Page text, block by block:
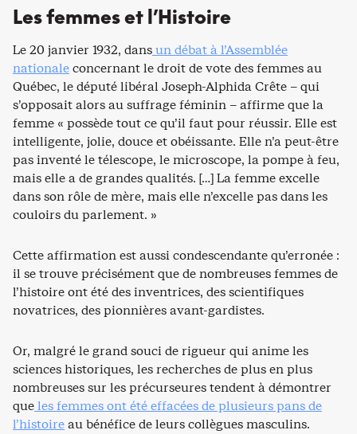
Les femmes et l’Histoire
Le 20 janvier 1932, dansun débat à l’Assemblée
nationaleconcernant le droit de vote des femmes au
Québec, le député libéral Joseph-Alphida Crête – qui
s’opposait alors au suffrage féminin – affirme que la
femme « possède tout ce qu’il faut pour réussir. Elle est
intelligente, jolie, douce et obéissante. Elle n’a peut-être
pas inventé le télescope, le microscope, la pompe à feu,
mais elle a de grandes qualités. […] La femme excelle
dans son rôle de mère, mais elle n’excelle pas dans les
couloirs du parlement. »
Cette affirmation est aussi condescendante qu’erronée :
il se trouve précisément que de nombreuses femmes de
l’histoire ont été des inventrices, des scientifiques
novatrices, des pionnières avant-gardistes.
Or, malgré le grand souci de rigueur qui anime les
sciences historiques, les recherches de plus en plus
nombreuses sur les précurseures tendent à démontrer
queles femmes ont été effacées de plusieurs pans de
l’histoireau bénéfice de leurs collègues masculins.